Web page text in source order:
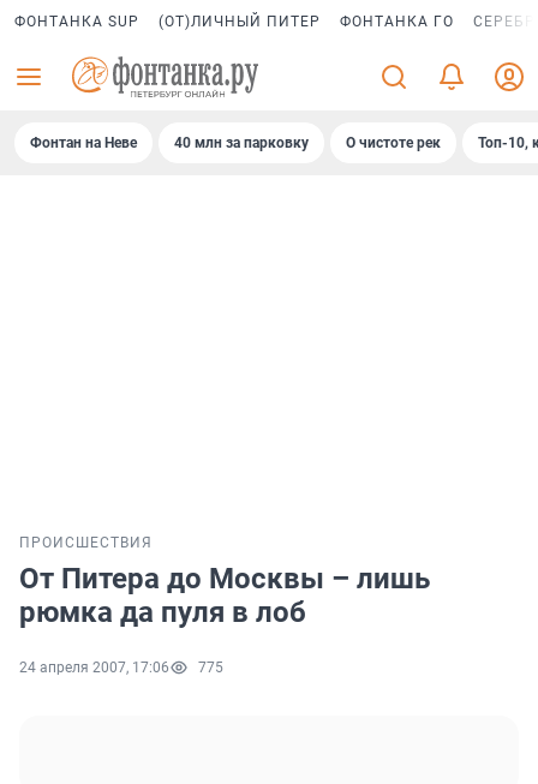
ФОНТАНКА SUP (ОТ)ЛИЧНЫЙ ПИТЕР ФОНТАНКА ГО
Фонтан на Неве 40 млн за парковку О чистоте рек Топ-10,
ПРОИСШЕСТВИЯ
От Питера до Москвы – лишь
рюмка да пуля в лоб
24 апреля 2007, 17:06 775